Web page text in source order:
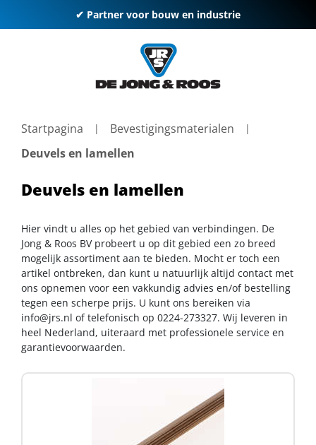
✔ Partner voor bouw en industrie
Startpagina
Bevestigingsmaterialen
Deuvels en lamellen
Deuvels en lamellen
Hier vindt u alles op het gebied van verbindingen. De
Jong & Roos BV probeert u op dit gebied een zo breed
mogelijk assortiment aan te bieden. Mocht er toch een
artikel ontbreken, dan kunt u natuurlijk altijd contact met
ons opnemen voor een vakkundig advies en/of bestelling
tegen een scherpe prijs. U kunt ons bereiken via
info@jrs.nl of telefonisch op 0224-273327. Wij leveren in
heel Nederland, uiteraard met professionele service en
garantievoorwaarden.